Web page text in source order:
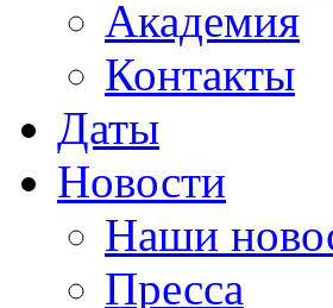
Академия
Контакты
Даты
Новости
Наши
Пресса